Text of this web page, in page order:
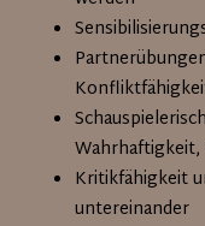
Kritikfähigkeit
untereinander